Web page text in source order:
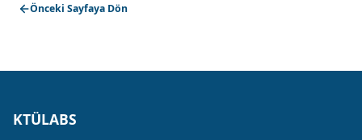
Önceki Sayfaya Dön
KTÜLABS